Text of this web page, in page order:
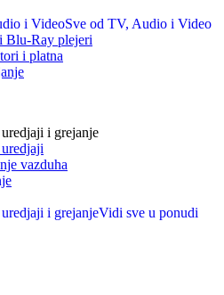
i VideoSve od TV, Audio i Video
Ray plejeri
i platna
i grejanje
vazduha
i grejanjeVidi sve u ponudi